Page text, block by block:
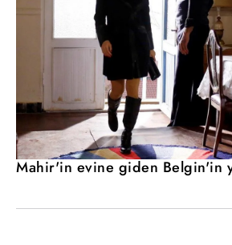
Mahir'in evine giden Belgin'in